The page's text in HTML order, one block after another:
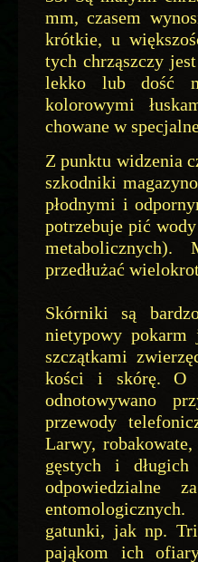
mm, czasem
krótkie, u
tych chrząszczy
lekko lub dość
kolorowymi
chowane w
Z punktu widzenia
szkodniki
płodnymi i
potrzebuje pić
metabolicznych).
przedłużać
Skórniki są
nietypowy pokarm
szczątkami
kości i skórę. O
odnotowywano
przewody
Larwy,
gęstych i
odpowiedzialne
gatunki, jak np.
pająkom ich